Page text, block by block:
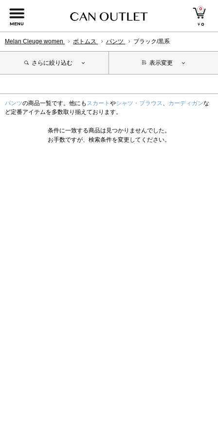
MENU
0
￥0
Melan Cleuge women ボトムス パンツ ブラック/黒系
さらに絞り込む 表示変更
パンツの商品一覧です。他にも スカート やシャツ・ブラウス、 カーディガンな
ど定番アイテムを多数取り揃えております。
条件に一致する商品は見つかりませんでした。
お手数ですが、検索条件を変更してください。